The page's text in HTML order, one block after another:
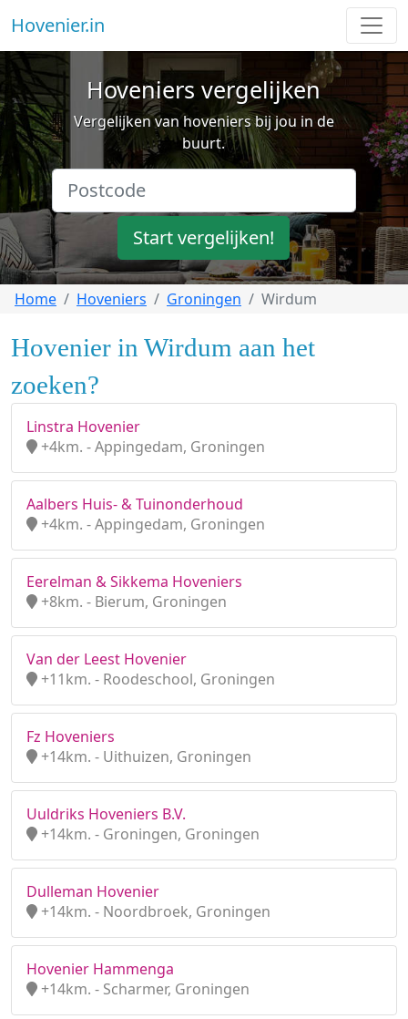
Hovenier.in
Hoveniers vergelijken
Vergelijken van hoveniers bij jou in de
buurt.
Start vergelijken!
Home Hoveniers Groningen Wirdum
Hovenier in Wirdum aan het
zoeken?
Linstra Hovenier
+4km. - Appingedam, Groningen
Aalbers Huis- & Tuinonderhoud
+4km. - Appingedam, Groningen
Eerelman & Sikkema Hoveniers
+8km. - Bierum, Groningen
Van der Leest Hovenier
+11km. - Roodeschool, Groningen
Fz Hoveniers
+14km. - Uithuizen, Groningen
Uuldriks Hoveniers B.V.
+14km. - Groningen, Groningen
Dulleman Hovenier
+14km. - Noordbroek, Groningen
Hovenier Hammenga
+14km. - Scharmer, Groningen